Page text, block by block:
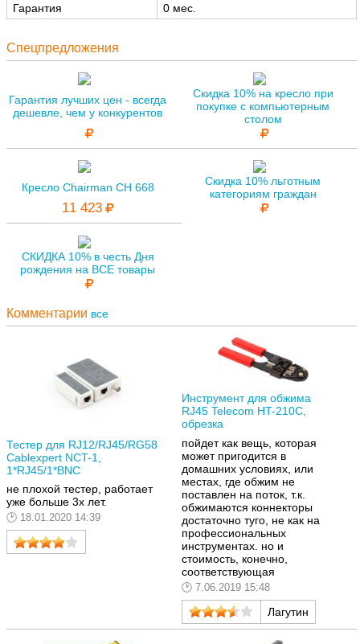
Гарантия
0 мес.
Спецпредложения
Гарантия лучших цен - всегда
дешевле, чем у конкурентов
Скидка 10% на кресло при
покупке с компьютерным
столом
Кресло Chairman CH 668
11 423
Скидка 10% льготным
категориям граждан
СКИДКА 10% в честь Дня
рождения на ВСЕ товары
Комментарии все
Тестер для RJ12/RJ45/RG58
Cablexpert NCT-1,
1*RJ45/1*BNC
не плохой тестер, работает
уже больше 3х лет.
18.01.2020 14:39
Инструмент для обжима
RJ45 Telecom HT-210C,
обрезка
пойдет как вещь, которая
может пригодится в
домашних условиях, или
местах, где обжим не
поставлен на поток, т.к.
обжимаются коннекторы
достаточно туго, не как на
профессиональных
инструментах. но и
стоимость, конечно,
соответствующая
7.06.2019 15:48
Лагутин